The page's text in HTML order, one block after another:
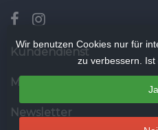
Kundendienst
Mein Konto
Newsletter
Wir benutzen Cookies nur für
zu verbessern.
Ja